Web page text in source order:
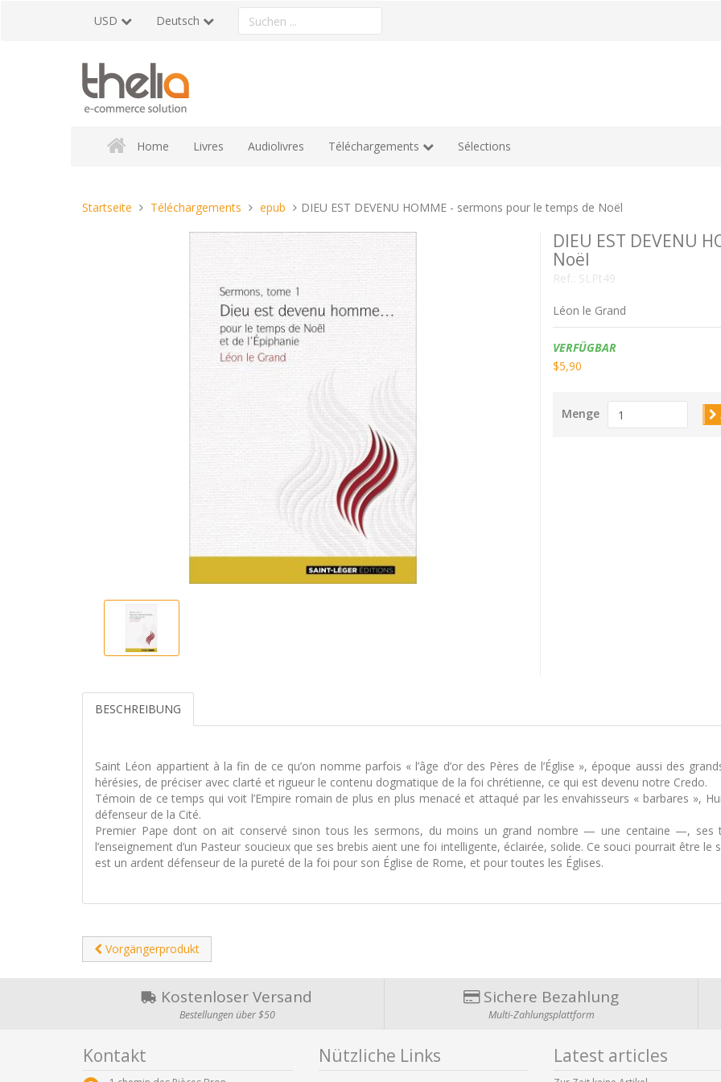
USD Deutsch
Ein
Produkt
Home Livres Audiolivres Téléchargements Sélections
Sie
Startseite Téléchargements epub DIEU EST DEVENU HOMME - sermons pour le temps de Noël
DIEU EST DEVENU
Noël
Ref.: SLPt49
Léon le Grand
Verfügbarkeit:
VERFÜGBAR
$5,90
Menge
BESCHREIBUNG
Saint Léon appartient à la fin de ce qu’on nomme parfois « l’âge d’or des Pères de l’Église », époque aussi des
hérésies, de préciser avec clarté et rigueur le contenu dogmatique de la foi chrétienne, ce qui est devenu notre Credo.
Témoin de ce temps qui voit l’Empire romain de plus en plus menacé et attaqué par les envahisseurs « barbares »,
défenseur de la Cité.
Premier Pape dont on ait conservé sinon tous les sermons, du moins un grand nombre — une centaine —, ses
l’enseignement d’un Pasteur soucieux que ses brebis aient une foi intelligente, éclairée, solide. Ce souci pourrait être le
est un ardent défenseur de la pureté de la foi pour son Église de Rome, et pour toutes les Églises.
Vorgängerprodukt
Kostenloser Versand
Bestellungen über $50
Sichere Bezahlung
Multi-Zahlungsplattform
Kontakt Nützliche Links Latest articles